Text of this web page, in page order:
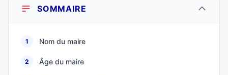
SOMMAIRE
1 Nom du maire
2 Âge du maire